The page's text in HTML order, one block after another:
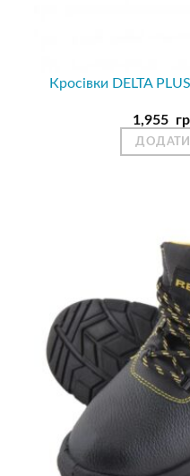
Кросівки DELTA
1,955